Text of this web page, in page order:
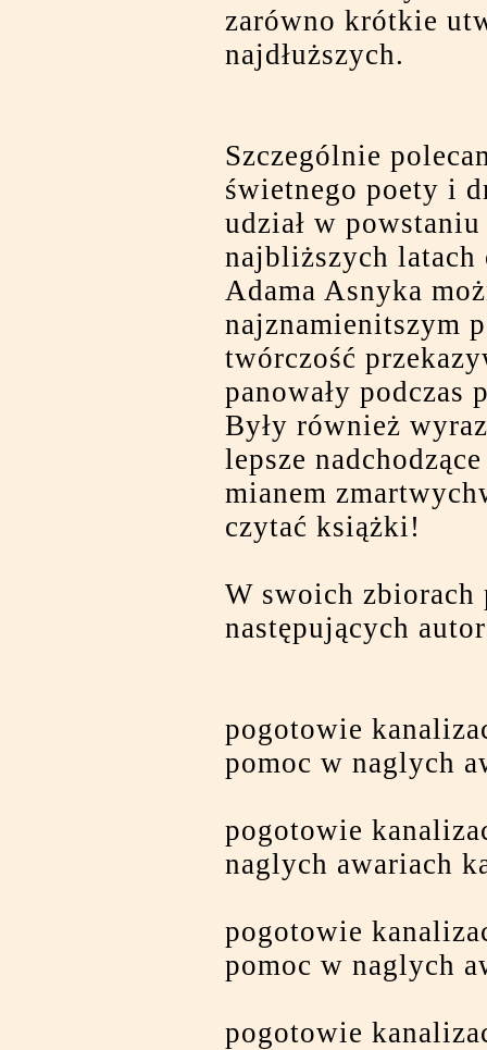
zarówno krótkie
najdłuższych.
Szczególnie
świetnego poety i
udział w
najbliższych latach
Adama Asnyka
najznamienitszym
twórczość
panowały podczas
Były również
lepsze
mianem
czytać książki!
W swoich zbiorach
następujących
pogotowie
pomoc w naglych
pogotowie
naglych awariach
pogotowie
pomoc w naglych
pogotowie